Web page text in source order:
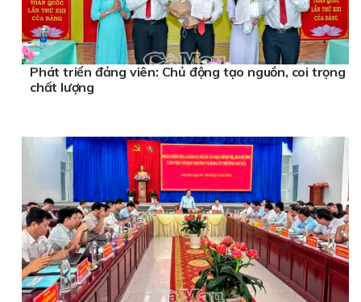
Phát triển đảng viên: Chủ động tạo nguồn, coi trọng
chất lượng